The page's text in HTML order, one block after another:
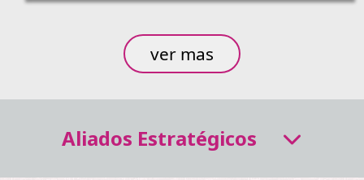
ver mas
Aliados Estratégicos